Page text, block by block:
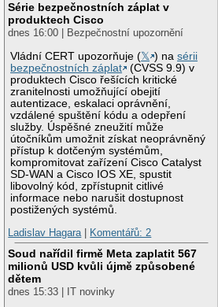
Série bezpečnostních záplat v
produktech Cisco
dnes 16:00 | Bezpečnostní upozornění
Vládní CERT upozorňuje (𝕏 ) nasérii
bezpečnostních záplat
(CVSS 9.9) v
produktech Cisco řešících kritické
zranitelnosti umožňující obejití
autentizace, eskalaci oprávnění,
vzdálené spuštění kódu a odepření
služby. Úspěšné zneužití může
útočníkům umožnit získat neoprávněný
přístup k dotčeným systémům,
kompromitovat zařízení Cisco Catalyst
SD-WAN a Cisco IOS XE, spustit
libovolný kód, zpřístupnit citlivé
informace nebo narušit dostupnost
postižených systémů.
Ladislav Hagara| Komentářů: 2
Soud nařídil firmě Meta zaplatit 567
milionů USD kvůli újmě způsobené
dětem
dnes 15:33 | IT novinky